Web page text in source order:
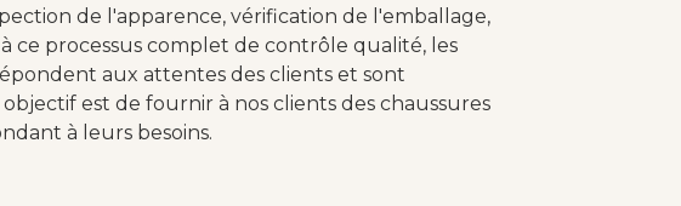
de l'apparence, vérification de l'emballage,
ce processus complet de contrôle qualité, les
aux attentes des clients et sont
est de fournir à nos clients des chaussures
à leurs besoins.